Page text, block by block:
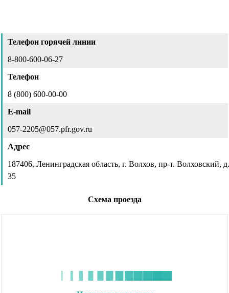
Телефон горячей линии
8-800-600-06-27
Телефон
8 (800) 600-00-00
E-mail
057-2205@057.pfr.gov.ru
Адрес
187406, Ленинградская область, г. Волхов, пр-т. Волховский, д.
35
Схема проезда